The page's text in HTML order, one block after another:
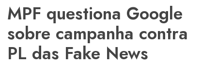
MPF questiona Google
sobre campanha contra
PL das Fake News